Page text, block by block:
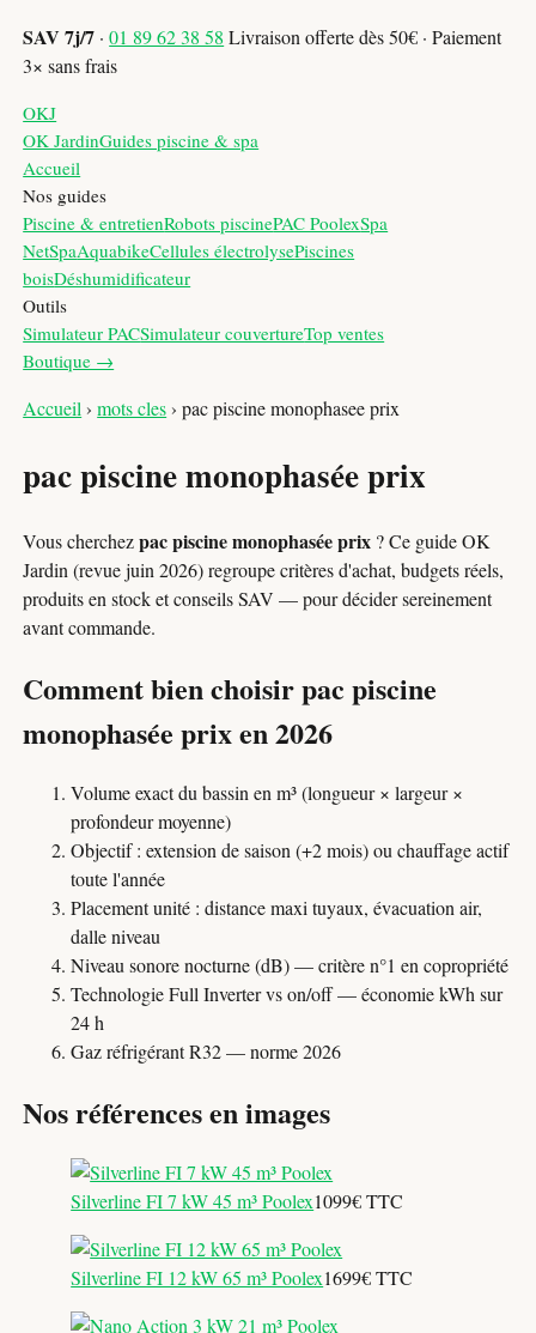
SAV 7j/7 ·01 89 62 38 58 Livraison offerte dès 50€ · Paiement
3× sans frais
OKJ
OK JardinGuides piscine & spa
Accueil
Nos guides
Piscine & entretienRobots piscinePAC PoolexSpa
NetSpaAquabikeCellules électrolysePiscines
boisDéshumidificateur
Outils
Simulateur PACSimulateur couvertureTop ventes
Boutique →
Accueil ›mots cles›pac piscine monophasee prix
pac piscine monophasée prix
Vous cherchezpac piscine monophasée prix ? Ce guide OK
Jardin (revue juin 2026) regroupe critères d'achat, budgets réels,
produits en stock et conseils SAV — pour décider sereinement
avant commande.
Comment bien choisir pac piscine
monophasée prix en 2026
Volume exact du bassin en m³ (longueur × largeur ×
profondeur moyenne)
Objectif : extension de saison (+2 mois) ou chauffage actif
toute l'année
Placement unité : distance maxi tuyaux, évacuation air,
dalle niveau
Niveau sonore nocturne (dB) — critère n°1 en copropriété
Technologie Full Inverter vs on/off — économie kWh sur
24 h
Gaz réfrigérant R32 — norme 2026
Nos références en images
Silverline FI 7 kW 45 m³ Poolex1099€ TTC
Silverline FI 12 kW 65 m³ Poolex1699€ TTC